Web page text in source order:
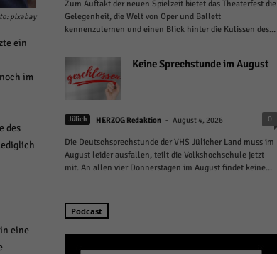
pixabay
ein
im
des
eine
Zum Auftakt der neuen Spielzeit bietet das Theaterfest die
Gelegenheit, die Welt von Oper und Ballett
kennenzulernen und einen Blick hinter die Kulissen des...
Keine Sprechstunde im August
Jülich HERZOG Redaktion - August 4, 2026 0
Die Deutschsprechstunde der VHS Jülicher Land muss im
August leider ausfallen, teilt die Volkshochschule jetzt
mit. An allen vier Donnerstagen im August findet keine...
Podcast
die einwandfreie
helfen uns zu verstehen,
um personalisierte
hinweg verfolgen.